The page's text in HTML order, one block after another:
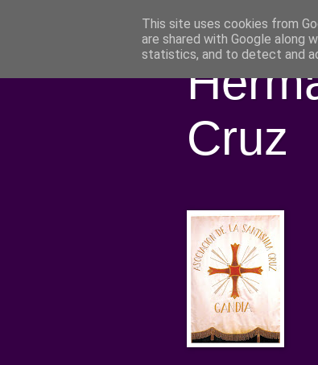
Cruz
This site uses cookies from
are shared with Google along
statistics, and to detect and